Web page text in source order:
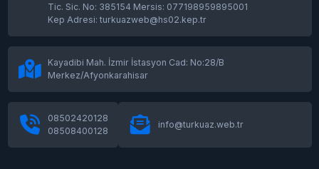
Tic. Sic. No: 385154 Mersis: 077198959895001
Kep Adresi: turkuazweb@hs02.kep.tr
Kayadibi Mah. İzmir İstasyon Cad: No:28/B
Merkez/Afyonkarahisar
08502420128
08508400128
info@turkuaz.web.tr